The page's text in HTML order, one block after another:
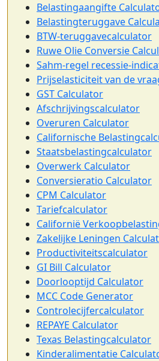
Belastingaangifte
Belastingteruggave
BTW-teruggavecalculator
Ruwe Olie Conversie
Sahm-regel recessie-
Prijselasticiteit van de
GST Calculator
Afschrijvingscalculator
Overuren Calculator
Californische
Staatsbelastingcalculator
Overwerk Calculator
Conversieratio Calculator
CPM Calculator
Tariefcalculator
Californië
Zakelijke Leningen
Productiviteitscalculator
GI Bill Calculator
Doorlooptijd Calculator
MCC Code Generator
Controlecijfercalculator
REPAYE Calculator
Texas Belastingcalculator
Kinderalimentatie